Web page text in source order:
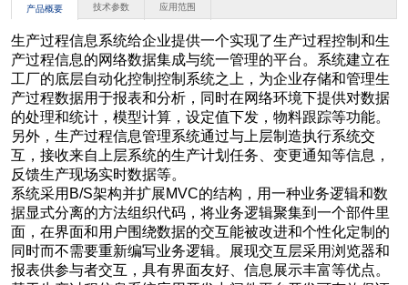
产品概要 技术参数 应用范围
生产过程信息系统给企业提供一个实现了生产过程控制和生
产过程信息的网络数据集成与统一管理的平台。系统建立在
工厂的底层自动化控制控制系统之上，为企业存储和管理生
产过程数据用于报表和分析，同时在网络环境下提供对数据
的处理和统计，模型计算，设定值下发，物料跟踪等功能。
另外，生产过程信息管理系统通过与上层制造执行系统交
互，接收来自上层系统的生产计划任务、变更通知等信息，
反馈生产现场实时数据等。
系统采用B/S架构并扩展MVC的结构，用一种业务逻辑和数
据显式分离的方法组织代码，将业务逻辑聚集到一个部件里
面，在界面和用户围绕数据的交互能被改进和个性化定制的
同时而不需要重新编写业务逻辑。展现交互层采用浏览器和
报表供参与者交互，具有界面友好、信息展示丰富等优点。